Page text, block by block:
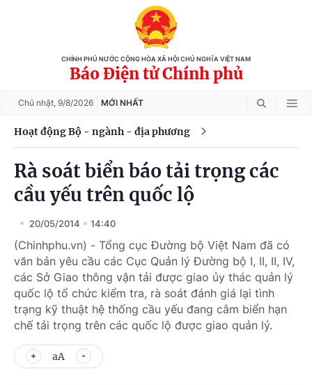
CHÍNH PHỦ NƯỚC CỘNG HÒA XÃ HỘI CHỦ NGHĨA VIỆT NAM
Báo Điện tử Chính phủ
Chủ nhật, 9/8/2026 MỚI NHẤT
Hoạt động Bộ - ngành - địa phương
Rà soát biển báo tải trọng các
cầu yếu trên quốc lộ
20/05/2014 14:40
(Chinhphu.vn) - Tổng cục Đường bộ Việt Nam đã có
văn bản yêu cầu các Cục Quản lý Đường bộ I, II, II, IV,
các Sở Giao thông vận tải được giao ủy thác quản lý
quốc lộ tổ chức kiểm tra, rà soát đánh giá lại tình
trạng kỹ thuật hệ thống cầu yếu đang cắm biển hạn
chế tải trọng trên các quốc lộ được giao quản lý.
aA